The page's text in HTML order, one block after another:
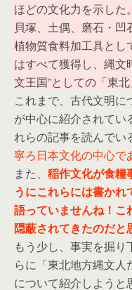
ほどの文化力を示した
貝塚、土偶、磨石・
植物質食料加工具と
はすべて獲得し、縄文
文王国”としての「東
これまで、古代文明
が中心に紹介されてい
れらの記事を読んでい
寧ろ日本文化の中心で
また、 稲作文化が食糧
うにこれらには書か
語っていませんね！こ
隠蔽されてきたのだと
もう少し、事実を掘
らに「東北地方縄文人
について紹介しよう